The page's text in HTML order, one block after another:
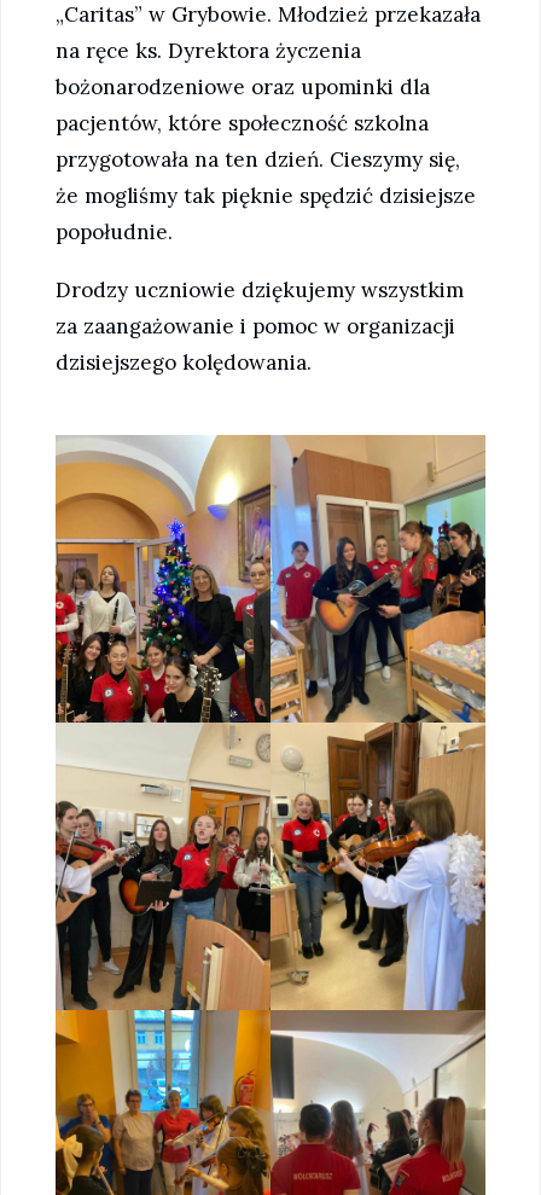
„Caritas” w Grybowie. Młodzież przekazała
na ręce ks. Dyrektora życzenia
bożonarodzeniowe oraz upominki dla
pacjentów, które społeczność szkolna
przygotowała na ten dzień. Cieszymy się,
że mogliśmy tak pięknie spędzić dzisiejsze
popołudnie.
Drodzy uczniowie dziękujemy wszystkim
za zaangażowanie i pomoc w organizacji
dzisiejszego kolędowania.